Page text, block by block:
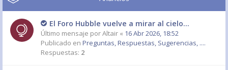
El Foro Hubble vuelve a mirar al cielo...
Último mensaje porAltair « 16 Abr 2026, 18:52
Publicado en Preguntas, Respuestas, Sugerencias, ....
Respuestas: 2